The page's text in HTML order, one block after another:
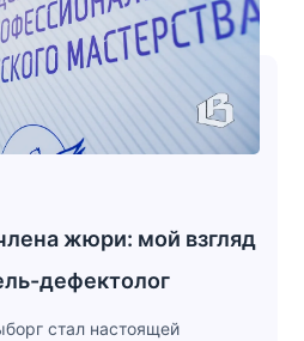
жюри: мой взгляд
дефектолог
стал настоящей